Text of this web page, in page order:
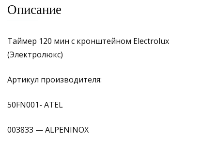
Описание
Таймер 120 мин с кронштейном Electrolux
(Электролюкс)
Артикул производителя:
50FN001- ATEL
003833 — ALPENINOX